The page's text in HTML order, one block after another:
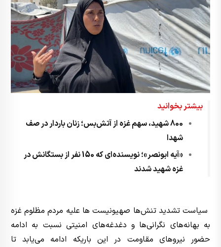
بیشتر بخوانید
800 شهید، سهم غزه از آتش‌بس؛ زنان باردار در صف
شهدا
«آیه ابونصر»؛ نویسنده‌ای که 150 نفر از بستگانش در
غزه شهید شدند
سیاست تشدید تنش‌ها صهیونیست ها علیه مردم مظلوم غزه
به بهانه‌های نگرانی‌ها و دغدغه‌های امنیتی نسبت به ادامه
حضور نیروهای مقاومت در این باریکه ادامه می‌یابد تا